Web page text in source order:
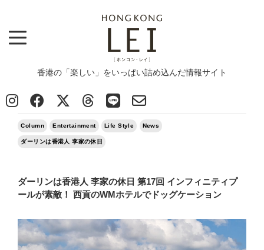
香港の「楽しい」をいっぱい詰め込んだ情報サイト
Column
>
2022/09/24
Column Entertainment Life Style News
ダーリンは香港人 李家の休日
ダーリンは香港人 李家の休日 第17回 インフィニティプ
ールが素敵！ 西貢のWMホテルでドッグケーション